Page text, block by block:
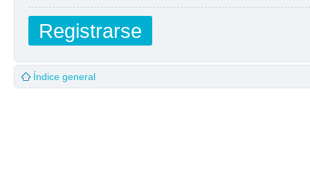
Registrarse
Índice general